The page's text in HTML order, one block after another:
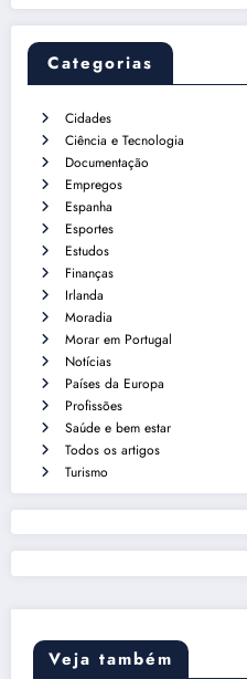
Categorias
Cidades
Ciência e Tecnologia
Documentação
Empregos
Espanha
Esportes
Estudos
Finanças
Irlanda
Moradia
Morar em Portugal
Notícias
Países da Europa
Profissões
Saúde e bem estar
Todos os artigos
Turismo
Veja também